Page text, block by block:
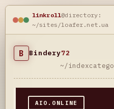
linkroll@directory:
~/sites/loafer.net.ua
B Bindery72
~/index
AIO.ONLINE